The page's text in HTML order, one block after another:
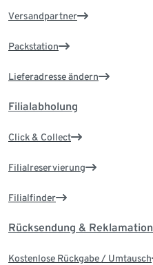
Versandpartner
Packstation
Lieferadresse ändern
Filialabholung
Click & Collect
Filialreservierung
Filialfinder
Rücksendung & Reklamation
Kostenlose Rückgabe / Umtausch